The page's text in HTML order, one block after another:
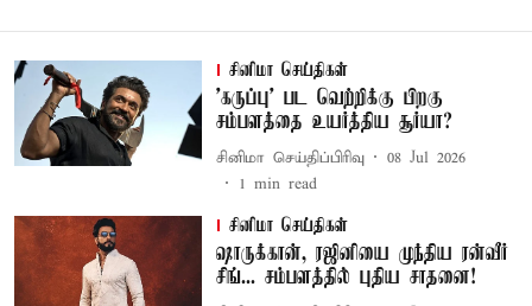
சினிமா செய்திகள்
'கருப்பு' பட வெற்றிக்கு பிறகு
சம்பளத்தை உயர்த்திய சூர்யா?
சினிமா செய்திப்பிரிவு
08 Jul 2026
1 min read
சினிமா செய்திகள்
ஷாருக்கான், ரஜினியை முந்திய ரன்வீர்
சிங்... சம்பளத்தில் புதிய சாதனை!